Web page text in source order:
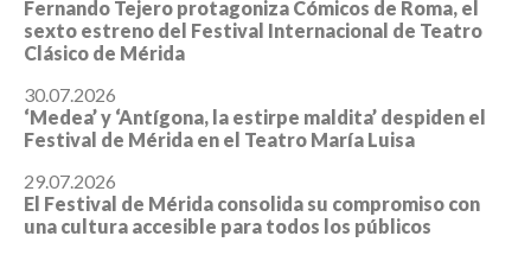
Fernando Tejero protagoniza Cómicos de Roma, el
sexto estreno del Festival Internacional de Teatro
Clásico de Mérida
30.07.2026
‘Medea’ y ‘Antígona, la estirpe maldita’ despiden el
Festival de Mérida en el Teatro María Luisa
29.07.2026
El Festival de Mérida consolida su compromiso con
una cultura accesible para todos los públicos